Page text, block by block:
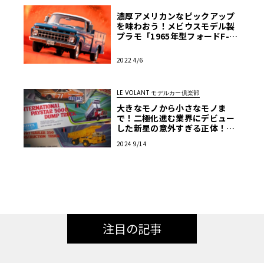
濃厚アメリカンなピックアップ
を味わおう！メビウスモデル製
プラモ「1965年型フォードF-10
2022 4/6
LE VOLANT モデルカー俱楽部
大きなモノから小さなモノま
で！二極化進む業界にデビュー
した新星の意外すぎる正体！
ニクル】第34回
2024 9/14
注目の記事